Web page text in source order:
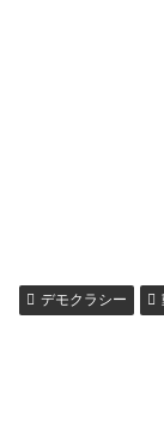
デモクラシー